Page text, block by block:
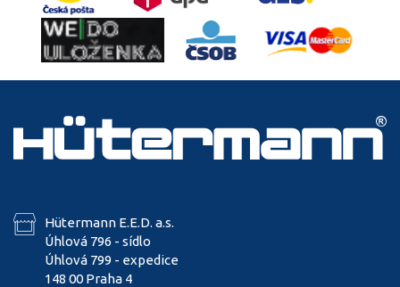
Hütermann E.E.D. a.s.
Úhlová 796 - sídlo
Úhlová 799 - expedice
148 00 Praha 4